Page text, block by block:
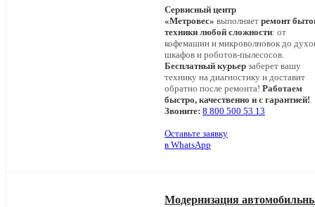
Сервисный центр
«Метровес» выполняет ремонт
техники любой сложности: от
кофемашин и микроволновок до
шкафов и роботов-пылесосов.
Бесплатный курьер заберет вашу
технику на диагностику и доставит
обратно после ремонта! Работаем
быстро, качественно и с гарантией!
Звоните: 8 800 500 53 13
Оставьте заявку
в WhatsApp
Модернизация